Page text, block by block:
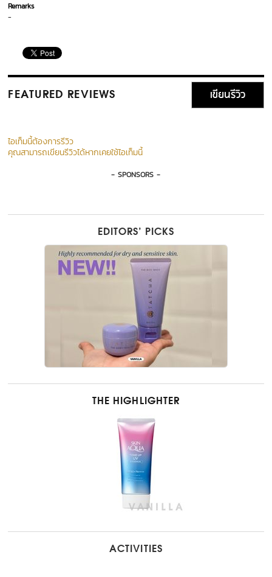
Remarks
-
FEATURED REVIEWS เขียนรีวิว
ไอเท็มนี้ต้องการรีวิว
คุณสามารถเขียนรีวิวได้หากเคยใช้ไอเท็มนี้
- SPONSORS -
EDITORS’ PICKS
THE HIGHLIGHTER
ACTIVITIES